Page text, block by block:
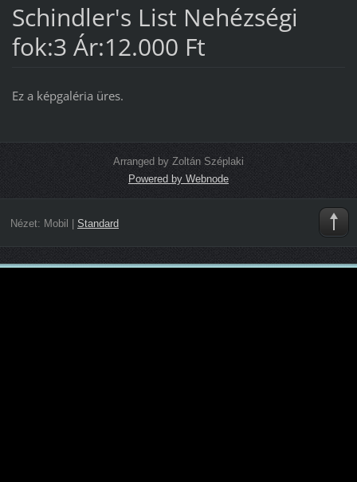
Schindler's List Nehézségi
fok:3 Ár:12.000 Ft
Ez a képgaléria üres.
Arranged by Zoltán Széplaki
Powered by Webnode
Nézet: Mobil | Standard